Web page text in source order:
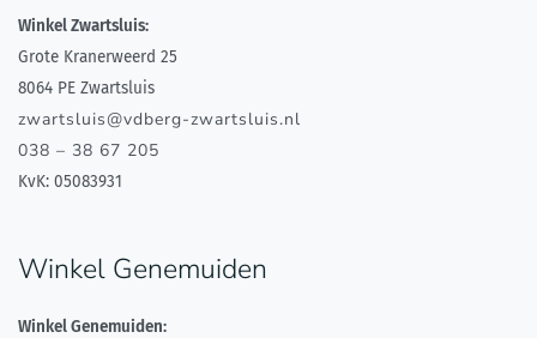
Winkel Zwartsluis:
Grote Kranerweerd 25
8064 PE Zwartsluis
zwartsluis@vdberg-zwartsluis.nl
038 – 38 67 205
KvK: 05083931
Winkel Genemuiden
Winkel Genemuiden: